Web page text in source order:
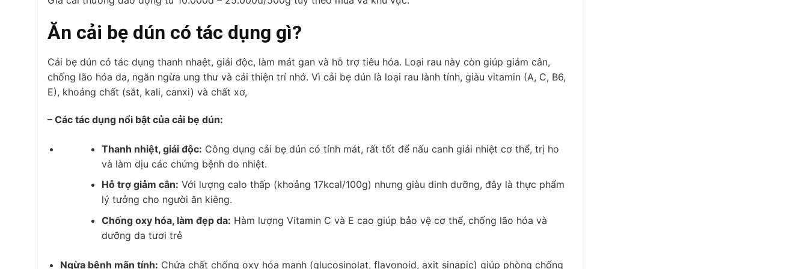
Ăn cải bẹ dún có tác dụng gì?
Cải bẹ dún có tác dụng thanh nhaệt, giải độc, làm mát gan và hỗ trợ tiêu hóa. Loại rau này còn giúp giảm cân,
chống lão hóa da, ngăn ngừa ung thư và cải thiện trí nhớ. Vì cải bẹ dún là loại rau lành tính, giàu vitamin (A, C, B6,
E), khoáng chất (sắt, kali, canxi) và chất xơ,
– Các tác dụng nổi bật của cải bẹ dún:
Thanh nhiệt, giải độc: Công dụng cải bẹ dún có tính mát, rất tốt để nấu canh giải nhiệt cơ thể, trị ho
và làm dịu các chứng bệnh do nhiệt.
Hỗ trợ giảm cân: Với lượng calo thấp (khoảng 17kcal/100g) nhưng giàu dinh dưỡng, đây là thực phẩm
lý tưởng cho người ăn kiêng.
Chống oxy hóa, làm đẹp da: Hàm lượng Vitamin C và E cao giúp bảo vệ cơ thể, chống lão hóa và
dưỡng da tươi trẻ
Ngừa bệnh mãn tính: Chứa chất chống oxy hóa mạnh (glucosinolat, flavonoid, axit sinapic) giúp phòng chống